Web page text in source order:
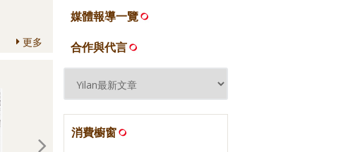
更多
媒體報導一覽
合作與代言
消費櫥窗